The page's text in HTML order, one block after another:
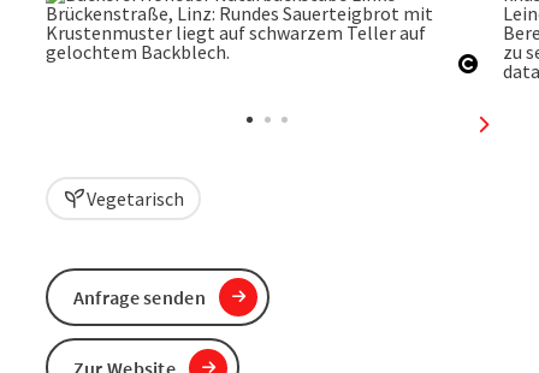
Vegetarisch
Anfrage senden
Zur Website